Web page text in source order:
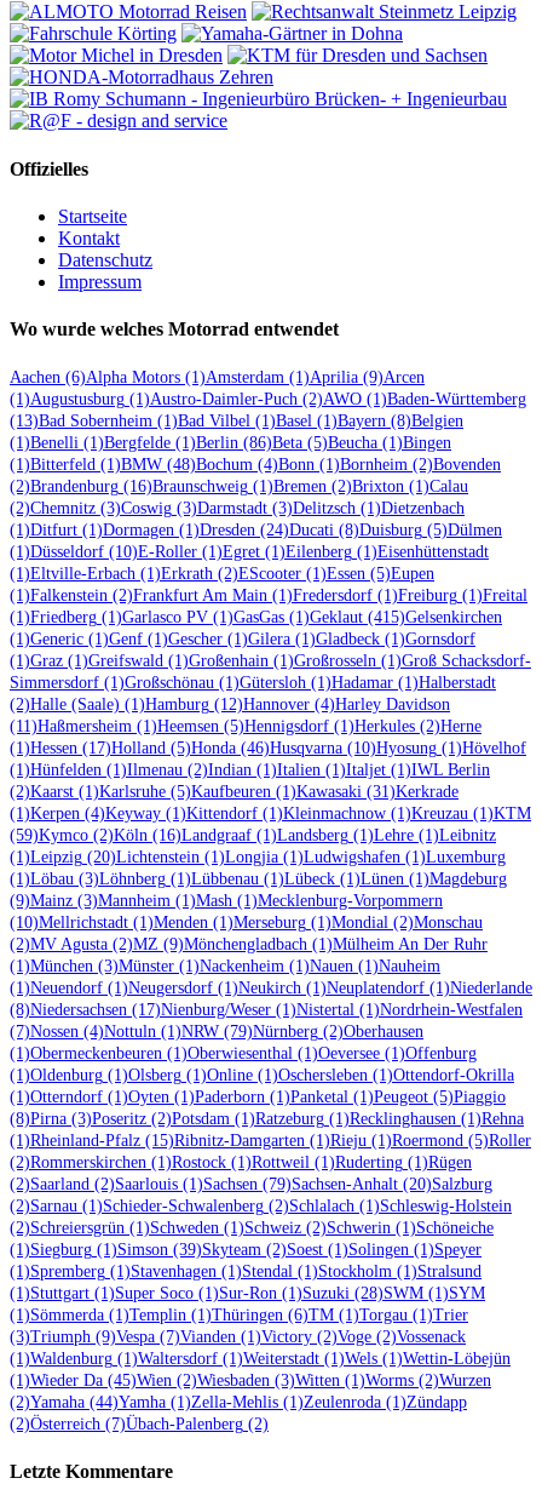
Offizielles
Startseite
Kontakt
Datenschutz
Impressum
Wo wurde welches Motorrad entwendet
Aachen (6)Alpha Motors (1)Amsterdam (1)Aprilia (9)Arcen
(1)Augustusburg (1)Austro-Daimler-Puch (2)AWO (1)Baden-Württemberg
(13)Bad Sobernheim (1)Bad Vilbel (1)Basel (1)Bayern (8)Belgien
(1)Benelli (1)Bergfelde (1)Berlin (86)Beta (5)Beucha (1)Bingen
(1)Bitterfeld (1)BMW (48)Bochum (4)Bonn (1)Bornheim (2)Bovenden
(2)Brandenburg (16)Braunschweig (1)Bremen (2)Brixton (1)Calau
(2)Chemnitz (3)Coswig (3)Darmstadt (3)Delitzsch (1)Dietzenbach
(1)Ditfurt (1)Dormagen (1)Dresden (24)Ducati (8)Duisburg (5)Dülmen
(1)Düsseldorf (10)E-Roller (1)Egret (1)Eilenberg (1)Eisenhüttenstadt
(1)Eltville-Erbach (1)Erkrath (2)EScooter (1)Essen (5)Eupen
(1)Falkenstein (2)Frankfurt Am Main (1)Fredersdorf (1)Freiburg (1)Freital
(1)Friedberg (1)Garlasco PV (1)GasGas (1)Geklaut (415)Gelsenkirchen
(1)Generic (1)Genf (1)Gescher (1)Gilera (1)Gladbeck (1)Gornsdorf
(1)Graz (1)Greifswald (1)Großenhain (1)Großrosseln (1)Groß Schacksdorf-
Simmersdorf (1)Großschönau (1)Gütersloh (1)Hadamar (1)Halberstadt
(2)Halle (Saale) (1)Hamburg (12)Hannover (4)Harley Davidson
(11)Haßmersheim (1)Heemsen (5)Hennigsdorf (1)Herkules (2)Herne
(1)Hessen (17)Holland (5)Honda (46)Husqvarna (10)Hyosung (1)Hövelhof
(1)Hünfelden (1)Ilmenau (2)Indian (1)Italien (1)Italjet (1)IWL Berlin
(2)Kaarst (1)Karlsruhe (5)Kaufbeuren (1)Kawasaki (31)Kerkrade
(1)Kerpen (4)Keyway (1)Kittendorf (1)Kleinmachnow (1)Kreuzau (1)KTM
(59)Kymco (2)Köln (16)Landgraaf (1)Landsberg (1)Lehre (1)Leibnitz
(1)Leipzig (20)Lichtenstein (1)Longjia (1)Ludwigshafen (1)Luxemburg
(1)Löbau (3)Löhnberg (1)Lübbenau (1)Lübeck (1)Lünen (1)Magdeburg
(9)Mainz (3)Mannheim (1)Mash (1)Mecklenburg-Vorpommern
(10)Mellrichstadt (1)Menden (1)Merseburg (1)Mondial (2)Monschau
(2)MV Agusta (2)MZ (9)Mönchengladbach (1)Mülheim An Der Ruhr
(1)München (3)Münster (1)Nackenheim (1)Nauen (1)Nauheim
(1)Neuendorf (1)Neugersdorf (1)Neukirch (1)Neuplatendorf (1)Niederlande
(8)Niedersachsen (17)Nienburg/Weser (1)Nistertal (1)Nordrhein-Westfalen
(7)Nossen (4)Nottuln (1)NRW (79)Nürnberg (2)Oberhausen
(1)Obermeckenbeuren (1)Oberwiesenthal (1)Oeversee (1)Offenburg
(1)Oldenburg (1)Olsberg (1)Online (1)Oschersleben (1)Ottendorf-Okrilla
(1)Otterndorf (1)Oyten (1)Paderborn (1)Panketal (1)Peugeot (5)Piaggio
(8)Pirna (3)Poseritz (2)Potsdam (1)Ratzeburg (1)Recklinghausen (1)Rehna
(1)Rheinland-Pfalz (15)Ribnitz-Damgarten (1)Rieju (1)Roermond (5)Roller
(2)Rommerskirchen (1)Rostock (1)Rottweil (1)Ruderting (1)Rügen
(2)Saarland (2)Saarlouis (1)Sachsen (79)Sachsen-Anhalt (20)Salzburg
(2)Sarnau (1)Schieder-Schwalenberg (2)Schlalach (1)Schleswig-Holstein
(2)Schreiersgrün (1)Schweden (1)Schweiz (2)Schwerin (1)Schöneiche
(1)Siegburg (1)Simson (39)Skyteam (2)Soest (1)Solingen (1)Speyer
(1)Spremberg (1)Stavenhagen (1)Stendal (1)Stockholm (1)Stralsund
(1)Stuttgart (1)Super Soco (1)Sur-Ron (1)Suzuki (28)SWM (1)SYM
(1)Sömmerda (1)Templin (1)Thüringen (6)TM (1)Torgau (1)Trier
(3)Triumph (9)Vespa (7)Vianden (1)Victory (2)Voge (2)Vossenack
(1)Waldenburg (1)Waltersdorf (1)Weiterstadt (1)Wels (1)Wettin-Löbejün
(1)Wieder Da (45)Wien (2)Wiesbaden (3)Witten (1)Worms (2)Wurzen
(2)Yamaha (44)Yamha (1)Zella-Mehlis (1)Zeulenroda (1)Zündapp
(2)Österreich (7)Übach-Palenberg (2)
Letzte Kommentare